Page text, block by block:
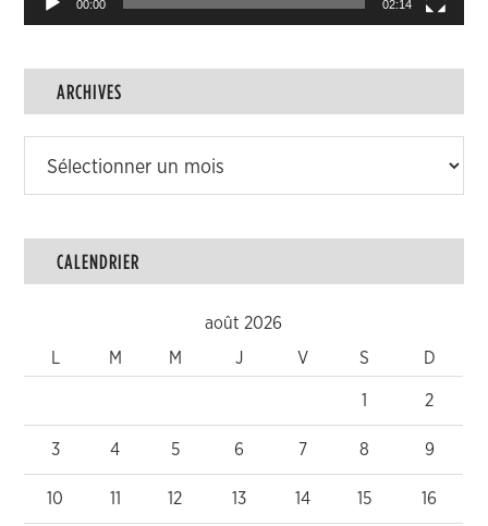
00:00 02:14
ARCHIVES
CALENDRIER
août 2026
M M J V S D
1 2
3 4 5 6 7 8 9
10 11 12 13 14 15 16